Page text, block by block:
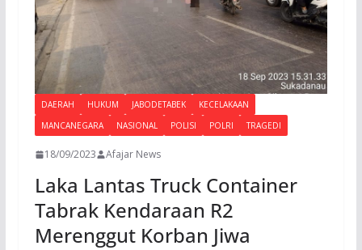
DAERAH HUKUM JABODETABEK
KECELAKAAN
MANCANEGARA
NASIONAL POLISI POLRI TRAGEDI
18/09/2023 Afajar News
Laka Lantas Truck Container
Tabrak Kendaraan R2
Merenggut Korban Jiwa